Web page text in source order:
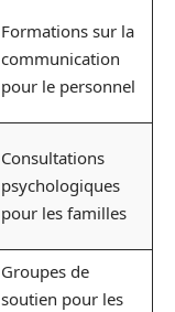
Formations sur la
communication
pour le personnel
Consultations
psychologiques
pour les familles
Groupes de
soutien pour les